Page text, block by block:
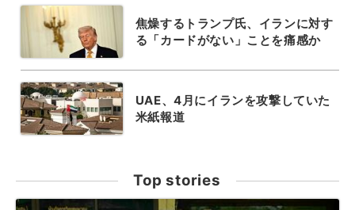
焦燥するトランプ氏、イランに対す
る「カードがない」ことを痛感か
UAE、4月にイランを攻撃していた
米紙報道
Top stories